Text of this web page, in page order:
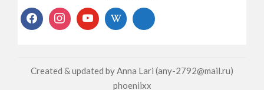
Created & updated by Anna Lari (any-2792@mail.ru)
phoeniixx